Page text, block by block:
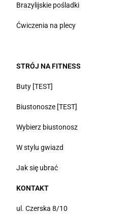
Brazylijskie pośladki
Ćwiczenia na plecy
STRÓJ NA FITNESS
Buty [TEST]
Biustonosze [TEST]
Wybierz biustonosz
W stylu gwiazd
Jak się ubrać
KONTAKT
ul. Czerska 8/10